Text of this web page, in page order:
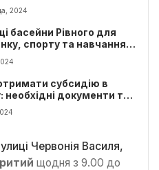
2024
басейни Рівного для
спорту та навчання
субсидію в
необхідні документи та
оформлення
Червонія Василя,
щодня з 9.00 до